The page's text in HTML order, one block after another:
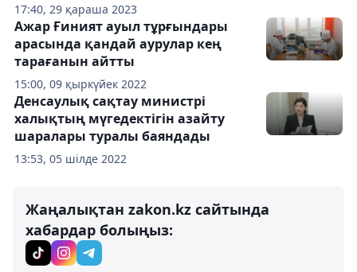
17:40, 29 қараша 2023
15:00, 09 қыркүйек 2022
Ажар Ғиният ауыл тұрғындары
арасында қандай аурулар кең
тарағанын айтты
13:53, 05 шілде 2022
Денсаулық сақтау министрі
халықтың мүгедектігін азайту
шаралары туралы баяндады
Жаңалықтан zakon.kz сайтында
хабардар болыңыз: